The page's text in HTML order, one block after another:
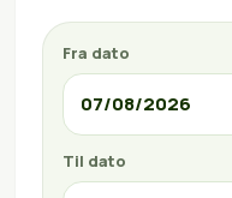
Fra dato
Til dato